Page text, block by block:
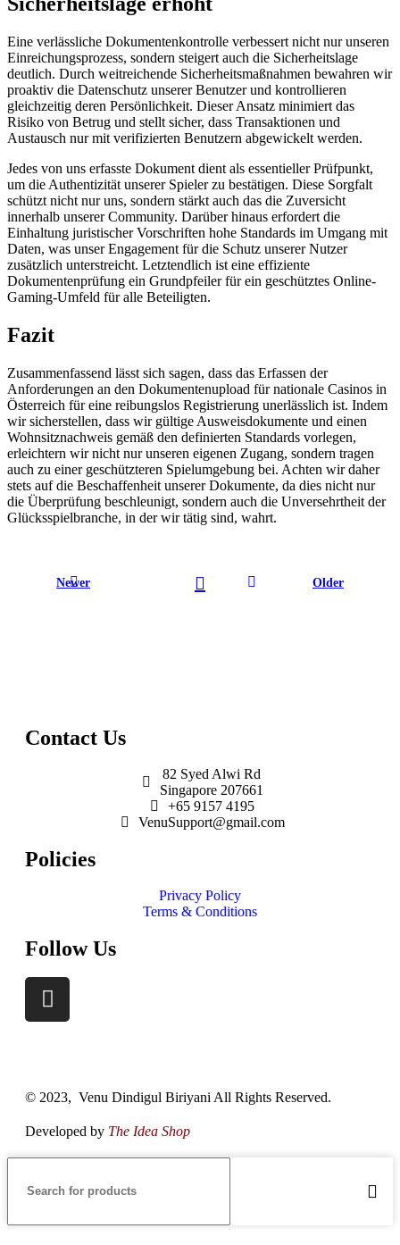
Eine verlässliche Dokumentenkontrolle verbessert nicht nur unseren
Einreichungsprozess, sondern steigert auch die Sicherheitslage
deutlich. Durch weitreichende Sicherheitsmaßnahmen bewahren wir
proaktiv die Datenschutz unserer Benutzer und kontrollieren
gleichzeitig deren Persönlichkeit. Dieser Ansatz minimiert das
Risiko von Betrug und stellt sicher, dass Transaktionen und
Austausch nur mit verifizierten Benutzern abgewickelt werden.
Jedes von uns erfasste Dokument dient als essentieller Prüfpunkt,
um die Authentizität unserer Spieler zu bestätigen. Diese Sorgfalt
schützt nicht nur uns, sondern stärkt auch das die Zuversicht
innerhalb unserer Community. Darüber hinaus erfordert die
Einhaltung juristischer Vorschriften hohe Standards im Umgang mit
Daten, was unser Engagement für die Schutz unserer Nutzer
zusätzlich unterstreicht. Letztendlich ist eine effiziente
Dokumentenprüfung ein Grundpfeiler für ein geschütztes Online-
Gaming-Umfeld für alle Beteiligten.
Fazit
Zusammenfassend lässt sich sagen, dass das Erfassen der
Anforderungen an den Dokumentenupload für nationale Casinos in
Österreich für eine reibungslos Registrierung unerlässlich ist. Indem
wir sicherstellen, dass wir gültige Ausweisdokumente und einen
Wohnsitznachweis gemäß den definierten Standards vorlegen,
erleichtern wir nicht nur unseren eigenen Zugang, sondern tragen
auch zu einer geschützteren Spielumgebung bei. Achten wir daher
stets auf die Beschaffenheit unserer Dokumente, da dies nicht nur
die Überprüfung beschleunigt, sondern auch die Unversehrtheit der
Glücksspielbranche, in der wir tätig sind, wahrt.
Newer Older
Contact Us
82 Syed Alwi Rd
Singapore 207661
+65 9157 4195
VenuSupport@gmail.com
Policies
Privacy Policy
Terms & Conditions
Follow Us
© 2023, Venu Dindigul Biriyani All Rights Reserved.
Developed by The Idea Shop